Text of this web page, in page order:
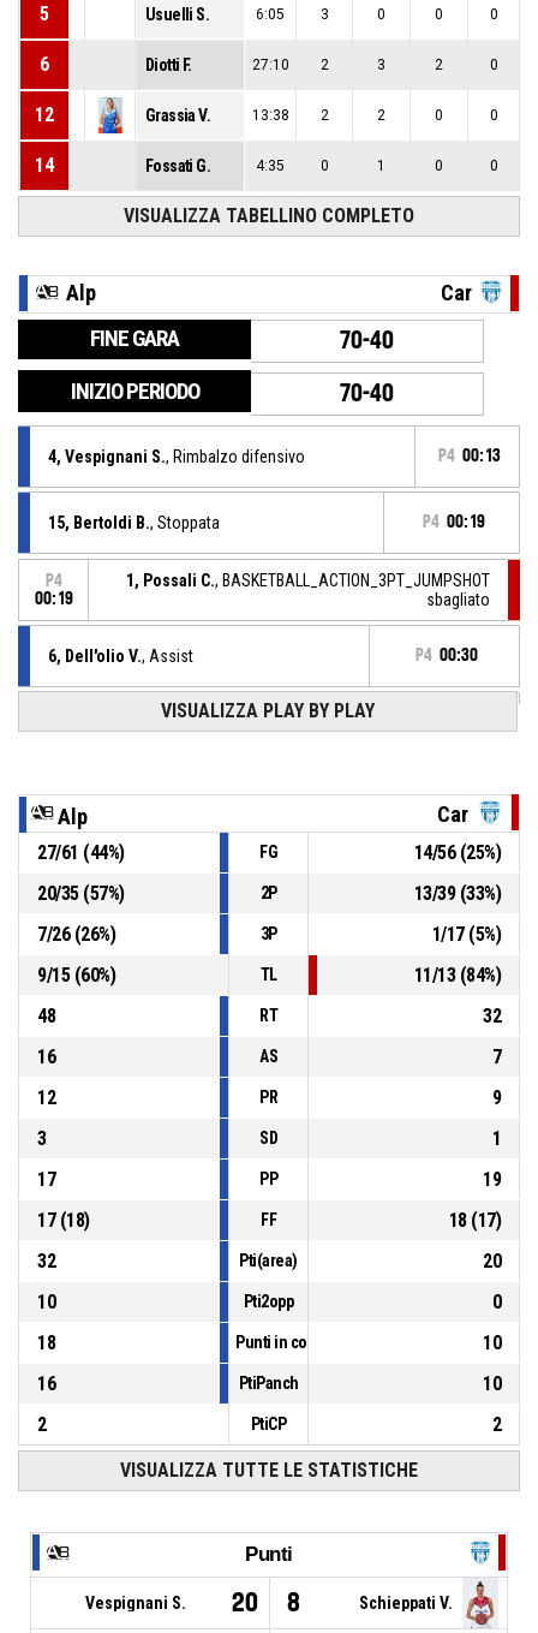
5 Usuelli S. 6:05 3 0 0 0
6 Diotti F. 27:10 2 3 2 0
12 Grassia V. 13:38 2 2 0 0
14 Fossati G. 4:35 0 1 0 0
VISUALIZZA TABELLINO COMPLETO
Alp Car
FINE GARA 70-40
INIZIO PERIODO 70-40
4, Vespignani S., Rimbalzo difensivo P4 00:13
15, Bertoldi B., Stoppata P4 00:19
P4
00:19
1, Possali C., BASKETBALL_ACTION_3PT_JUMPSHOT
sbagliato
6, Dell'olio V., Assist P4 00:30
, 2 Punti - Tiro in sospensione realizzato
Ecodent Point Alpo- avanti di 30 70-40
6, Dell'olio V., Rimbalzo difensivo
P4 00:43 , 2 Punti - Tiro in sospensione sbagliato
P4 00:47 Rimbalzo offensivo
VISUALIZZA PLAY BY PLAY
Alp Car
27/61 (44%) FG 14/56(25%)
20/35(57%) 2P 13/39(33%)
7/26(26%) 3P 1/17(5%)
9/15(60%) TL 11/13(84%)
48
RT
32
16
AS
7
12
PR
9
3
SD
1
17
PP
19
17(18) FF 18(17)
32
Pti(area)
20
10
Pti2opp
0
18
Punti in contropiede
10
16
PtiPanch
10
2
PtiCP 2
VISUALIZZA TUTTE LE STATISTICHE
Punti
Vespignani S. 20 8 Schieppati V.